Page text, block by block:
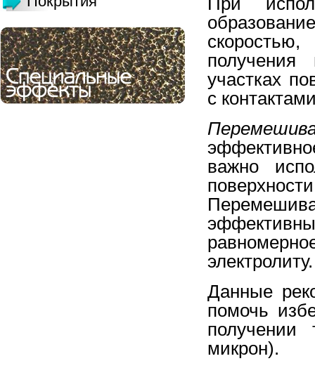
участках
с
важно
электролиту.
Данные
помочь
получении
микрон).